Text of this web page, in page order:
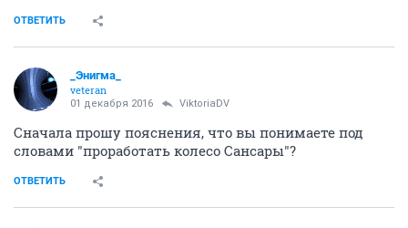
ОТВЕТИТЬ
_Энигма_
veteran
01 декабря 2016 ViktoriaDV
Сначала прошу пояснения, что вы понимаете под
словами "проработать колесо Сансары"?
ОТВЕТИТЬ